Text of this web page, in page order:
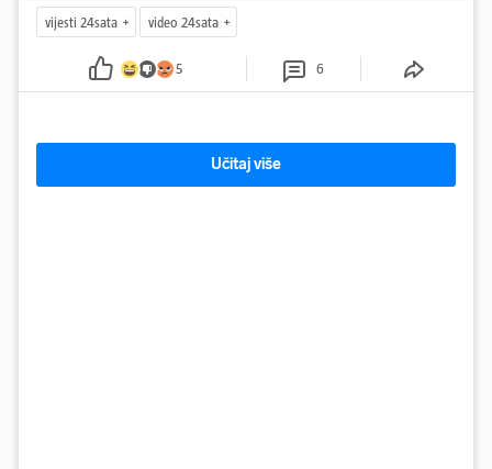
vijesti 24sata video 24sata
5 6
Učitaj više